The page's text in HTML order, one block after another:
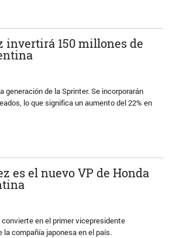
invertirá 150 millones de
generación de la Sprinter. Se incorporarán
lo que significa un aumento del 22% en
es el nuevo VP de Honda
en el primer vicepresidente
la compañía japonesa en el país.